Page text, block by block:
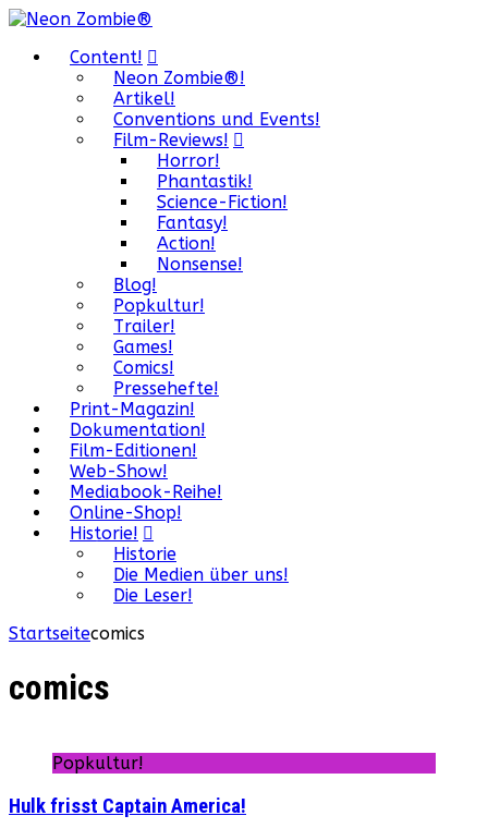
Content!
Neon Zombie®!
Artikel!
Conventions und Events!
Film-Reviews!
Horror!
Phantastik!
Science-Fiction!
Fantasy!
Action!
Nonsense!
Blog!
Popkultur!
Trailer!
Games!
Comics!
Pressehefte!
Print-Magazin!
Dokumentation!
Film-Editionen!
Web-Show!
Mediabook-Reihe!
Online-Shop!
Historie!
Historie
Die Medien über uns!
Die Leser!
Startseitecomics
comics
Popkultur!
Hulk frisst Captain America!